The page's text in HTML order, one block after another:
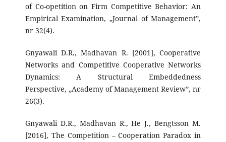
of Co-opetition on Firm Competitive Behavior: An
Empirical Examination, „Journal of Management”,
nr 32(4).
Gnyawali D.R., Madhavan R. [2001], Cooperative
Networks and Competitive Cooperative Networks
Dynamics: A Structural Embeddedness
Perspective, „Academy of Management Review”, nr
26(3).
Gnyawali D.R., Madhavan R., He J., Bengtsson M.
[2016], The Competition – Cooperation Paradox in